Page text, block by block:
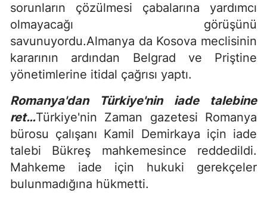
sorunların çözülmesi çabalarına yardımcı
olmayacağı görüşünü
savunuyordu.Almanya da Kosova meclisinin
kararının ardından Belgrad ve Priştine
yönetimlerine itidal çağrısı yaptı.
Romanya'dan Türkiye'nin iade talebine
ret…Türkiye'nin Zaman gazetesi Romanya
bürosu çalışanı Kamil Demirkaya için iade
talebi Bükreş mahkemesince reddedildi.
Mahkeme iade için hukuki gerekçeler
bulunmadığına hükmetti.